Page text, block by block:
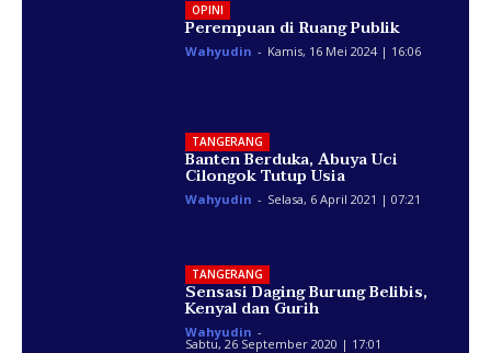
OPINI
Perempuan di Ruang Publik
Wahyudin - Kamis, 16 Mei 2024 | 16:06
TANGERANG
Banten Berduka, Abuya Uci
Cilongok Tutup Usia
Wahyudin - Selasa, 6 April 2021 | 07:21
TANGERANG
Sensasi Daging Burung Belibis,
Kenyal dan Gurih
Wahyudin -
Sabtu, 26 September 2020 | 17:01